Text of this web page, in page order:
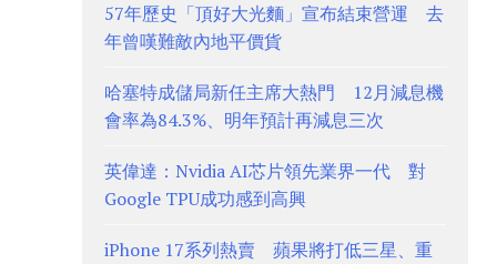
57年歷史「頂好大光麵」宣布結束營運 去
年曾嘆難敵內地平價貨
哈塞特成儲局新任主席大熱門 12月減息機
會率為84.3%、明年預計再減息三次
英偉達：Nvidia AI芯片領先業界一代 對
Google TPU成功感到高興
iPhone 17系列熱賣 蘋果將打低三星、重